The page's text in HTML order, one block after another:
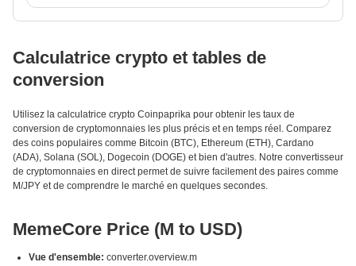
Calculatrice crypto et tables de
conversion
Utilisez la calculatrice crypto Coinpaprika pour obtenir les taux de
conversion de cryptomonnaies les plus précis et en temps réel. Comparez
des coins populaires comme Bitcoin (BTC), Ethereum (ETH), Cardano
(ADA), Solana (SOL), Dogecoin (DOGE) et bien d'autres. Notre convertisseur
de cryptomonnaies en direct permet de suivre facilement des paires comme
M/JPY et de comprendre le marché en quelques secondes.
MemeCore Price (M to USD)
Vue d'ensemble: converter.overview.m